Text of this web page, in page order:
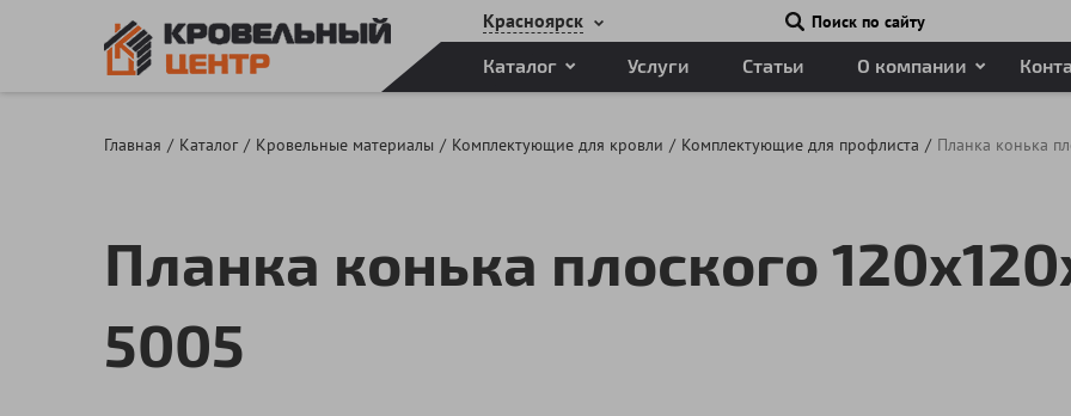
Красноярск Поиск по сайту
Каталог Услуги Статьи О компании
Главная Каталог Кровельные материалы Комплектующие для кровли Комплектующие для профлиста Планка конька
Планка конька плоского
5005